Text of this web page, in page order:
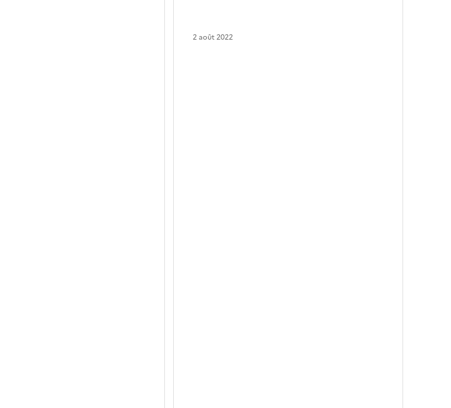
2 août 2022